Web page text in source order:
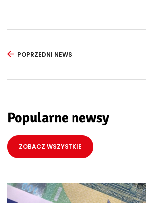
POPRZEDNI NEWS
Popularne newsy
ZOBACZ WSZYSTKIE